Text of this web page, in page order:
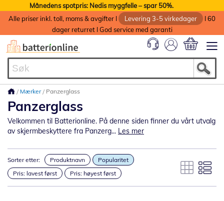
Månedens spotpris: Nedis myggfelle – spar 50%.
Alle priser inkl. toll, moms & avgifter I
Levering 3-5 virkedager
I 60
dager returret I God service med garanti
Mærker Panzerglass
Panzerglass
Velkommen til Batterionline. På denne siden finner du vårt utvalg
av skjermbeskyttere fra Panzerg... Les mer
Sorter etter: Produktnavn
Popularitet
Pris: lavest først
Pris: høyest først